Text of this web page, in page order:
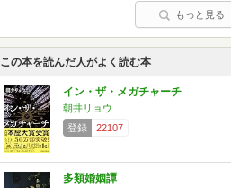
もっと見る
この本を読んだ人がよく読む本
イン・ザ・メガチャーチ
朝井リョウ
登録
22107
多類婚姻譚